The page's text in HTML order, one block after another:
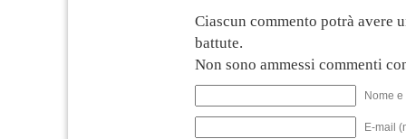
Ciascun commento potrà avere
battute.
Non sono ammessi commenti
Nome
E-mail